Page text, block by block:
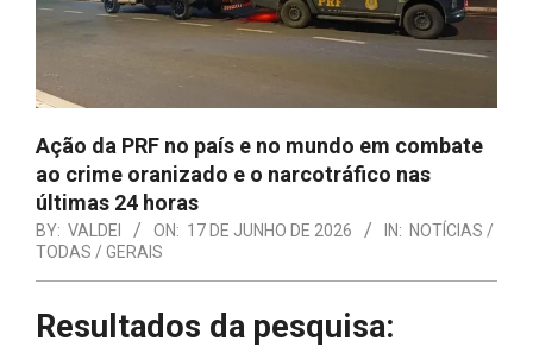
Ação da PRF no país e no mundo em combate
ao crime oranizado e o narcotráfico nas
últimas 24 horas
BY: VALDEI ON: 17 DE JUNHO DE 2026 IN: NOTÍCIAS /
TODAS / GERAIS
Resultados da pesquisa: